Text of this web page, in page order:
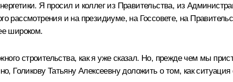
Я просил и коллег из Правительства, из
рассмотрения и на президиуме, на Госсовете, на
широком.
строительства, как я уже сказал. Но, прежде чем мы
Голикову Татьяну Алексеевну доложить о том, как